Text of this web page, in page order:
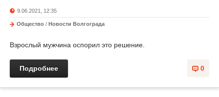
9.06.2021, 12:35
Общество / Новости Волгограда
Взрослый мужчина оспорил это решение.
0
Подробнее